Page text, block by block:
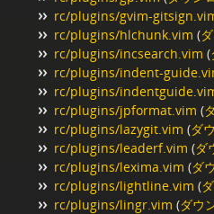
rc/plugins/gvim-
rc/plugins/hlchunk.vim (
rc/plugins/incsearch.vim (
rc/plugins/indent-
rc/plugins/
rc/plugins/jpformat.vim (
rc/plugins/lazygit.vim (ダ
rc/plugins/leaderf.vim (ダ
rc/plugins/lexima.vim (ダ
rc/plugins/lightline.vim (
rc/plugins/lingr.vim (ダウ